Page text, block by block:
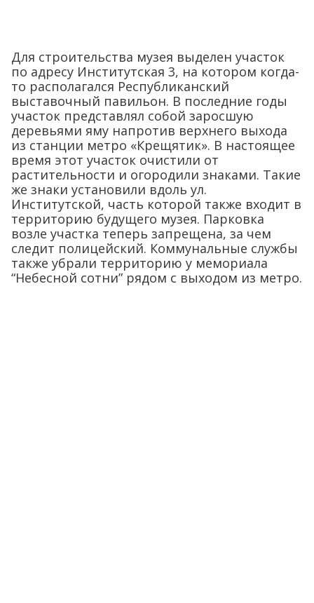
Для строительства музея выделен участок
по адресу Институтская 3, на котором когда-
то располагался Республиканский
выставочный павильон. В последние годы
участок представлял собой заросшую
деревьями яму напротив верхнего выхода
из станции метро «Крещятик». В настоящее
время этот участок очистили от
растительности и огородили знаками. Такие
же знаки установили вдоль ул.
Институтской, часть которой также входит в
территорию будущего музея. Парковка
возле участка теперь запрещена, за чем
следит полицейский. Коммунальные службы
также убрали территорию у мемориала
“Небесной сотни” рядом с выходом из метро.